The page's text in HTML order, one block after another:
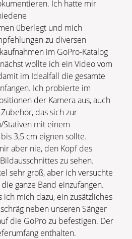
Ich hatte mir
überlegt und mich
zu diversen
im GoPro-Katalog
wollte ich ein Video vom
im Idealfall die gesamte
Ich probierte im
der Kamera aus, auch
das sich zur
Stativen mit einem
3,5 cm eignen sollte.
aber nie, den Kopf des
zu sehen.
sehr groß, aber ich versuchte
ganze Band einzufangen.
ich mich dazu, ein zusätzliches
neben unseren Sänger
die GoPro zu befestigen. Der
enthalten.